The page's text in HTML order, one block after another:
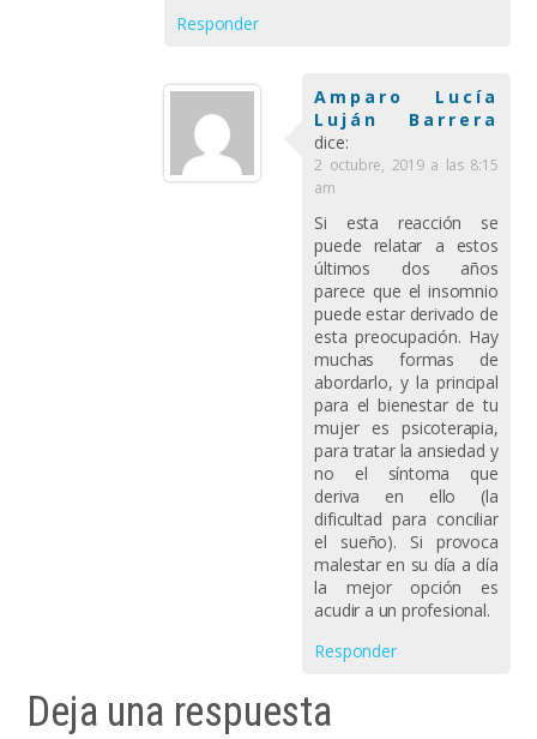
Responder
Amparo Lucía
Luján Barrera
dice:
2 octubre, 2019 a las 8:15
am
Si esta reacción se
puede relatar a estos
últimos dos años
parece que el insomnio
puede estar derivado de
esta preocupación. Hay
muchas formas de
abordarlo, y la principal
para el bienestar de tu
mujer es psicoterapia,
para tratar la ansiedad y
no el síntoma que
deriva en ello (la
dificultad para conciliar
el sueño). Si provoca
malestar en su día a día
la mejor opción es
acudir a un profesional.
Responder
Deja una respuesta